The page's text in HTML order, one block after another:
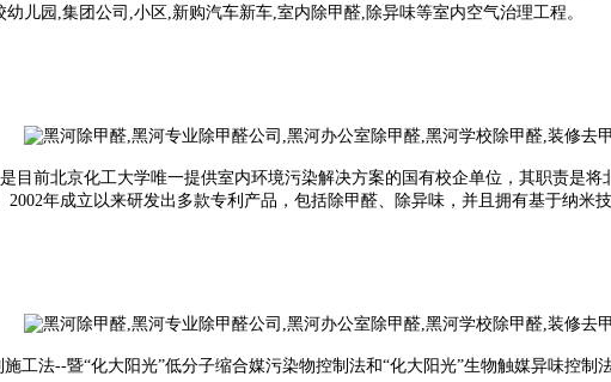
儿园,集团公司,小区,新购汽车新车,室内除甲醛,除异味等室内空气治理工程。
目前北京化工大学唯一提供室内环境污染解决方案的国有校企单位，其职责是
2002年成立以来研发出多款专利产品，包括除甲醛、除异味，并且拥有基于纳米
工法--暨“化大阳光”低分子缩合媒污染物控制法和“化大阳光”生物触媒异味控